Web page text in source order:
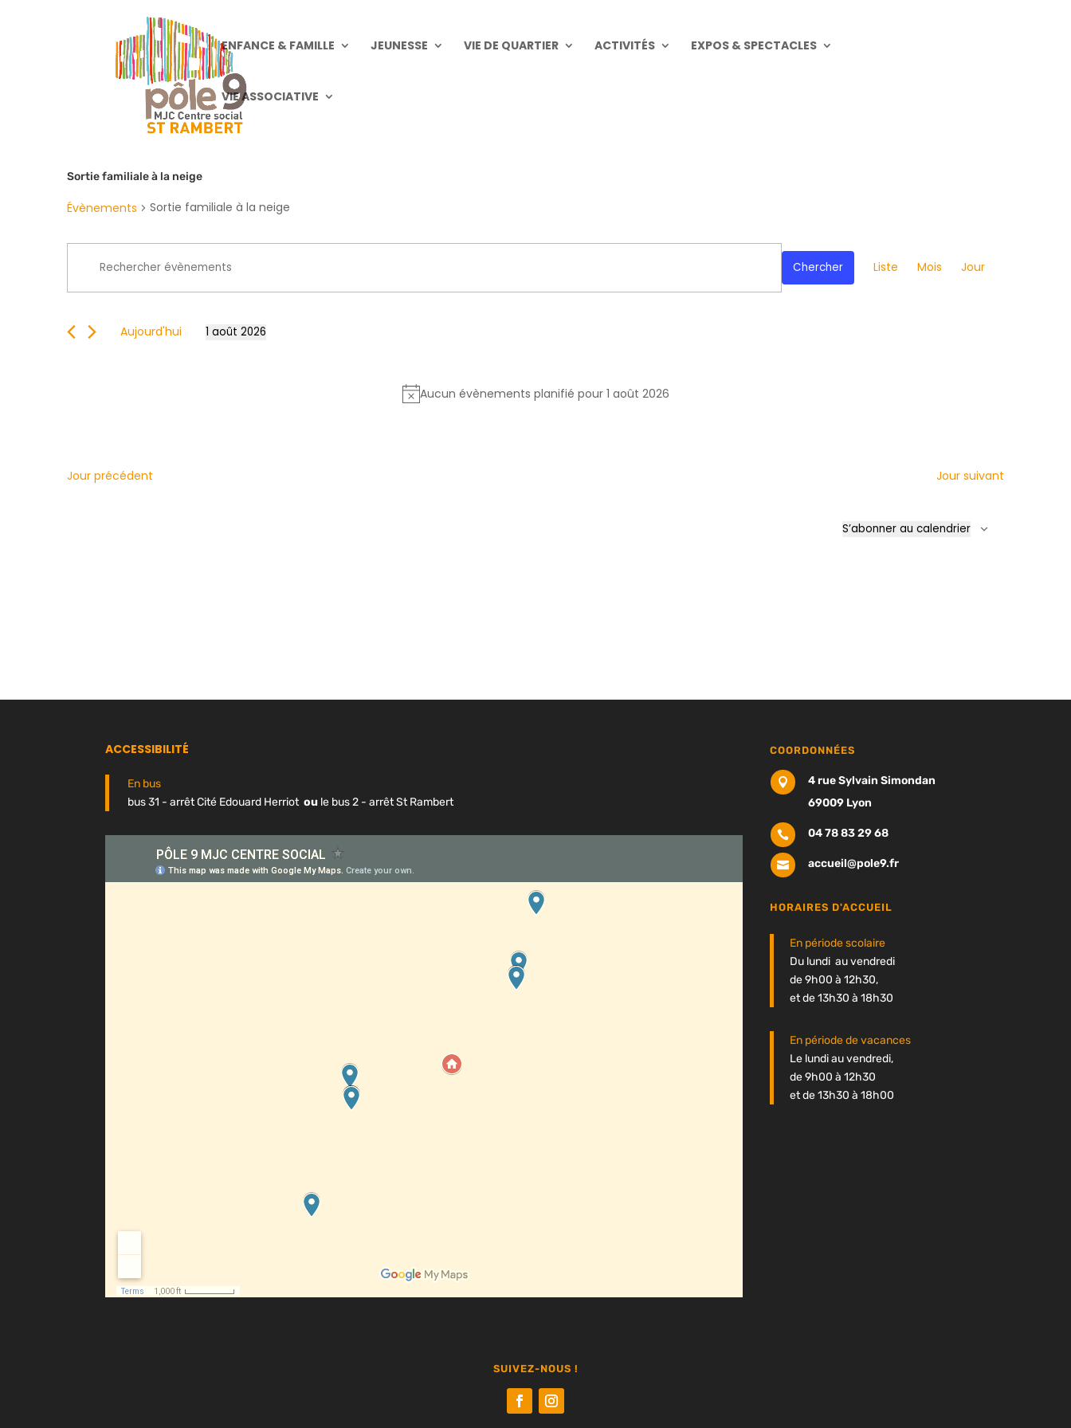
ENFANCE & FAMILLE JEUNESSE VIE DE QUARTIER ACTIVITÉS EXPOS & SPECTACLES
VIE ASSOCIATIVE
Aucun évènements planifié pour 1 août 2026
Sortie familiale à la neige
Évènements Sortie familiale à la neige
Recherche
navigation
vues
clé.
Évènements
Chercher
de
Liste Mois Jour
Aujourd'hui 1 août 2026
Jour précédent Jour suivant
S’abonner au calendrier
ACCESSIBILITÉ
En bus
bus 31 - arrêt Cité Edouard Herriot ou le bus 2 - arrêt St Rambert
COORDONNÉES

4 rue Sylvain Simondan
69009 Lyon
 04 78 83 29 68
 accueil@pole9.fr
HORAIRES D'ACCUEIL
En période scolaire
Du lundi au vendredi
de 9h00 à 12h30,
et de 13h30 à 18h30
En période de vacances
Le lundi au vendredi,
de 9h00 à 12h30
et de 13h30 à 18h00
SUIVEZ-NOUS !